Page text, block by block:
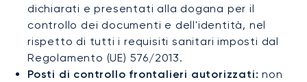
dichiarati e presentati alla dogana per il
controllo dei documenti e dell'identità, nel
rispetto di tutti i requisiti sanitari imposti dal
Regolamento (UE) 576/2013.
Posti di controllo frontalieri autorizzati: non